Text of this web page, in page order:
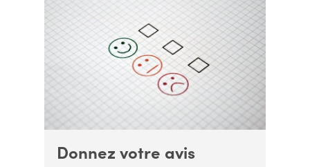
Donnez votre avis